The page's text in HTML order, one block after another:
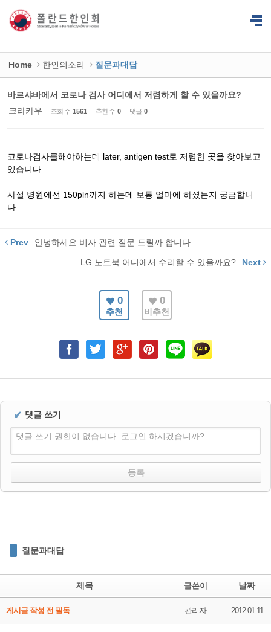
Home 한인의소리 질문과대답
바르샤바에서 코로나 검사 어디에서 저렴하게 할 수 있을까요?
크라카우
조회 수 1561 추천 수 0 댓글 0
코로나검사를해야하는데 later, antigen test로 저렴한 곳을 찾아보고
있습니다.
사설 병원에선 150pln까지 하는데 보통 얼마에 하셨는지 궁금합니
다.
Prev 안녕하세요 비자 관련 질문 드릴까 합니다.
LG 노트북 어디에서 수리할 수 있을까요? Next
0
추천
0
비추천
✔ 댓글 쓰기
댓글 쓰기 권한이 없습니다. 로그인 하시겠습니까?
질문과대답
제목 글쓴이 날짜
게시글 작성 전 필독 관리자 2012.01.11